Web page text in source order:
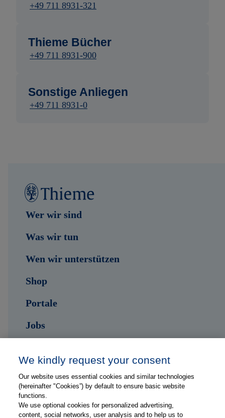
+49 711 8931-321
Thieme Bücher
+49 711 8931-900
Sonstige Anliegen
+49 711 8931-0
Wer wir sind
Was wir tun
Wen wir unterstützen
Shop
Portale
Jobs
Folge uns auf ...
We kindly request your consent
Our website uses essential cookies and similar technologies
(hereinafter "Cookies”) by default to ensure basic website
functions.
We use optional cookies for personalized advertising,
content, social networks, user analysis and to help us to